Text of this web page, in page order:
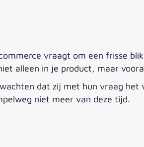
vraagt om een frisse
alleen in je product, maar
dat zij met hun vraag
niet meer van deze tijd.